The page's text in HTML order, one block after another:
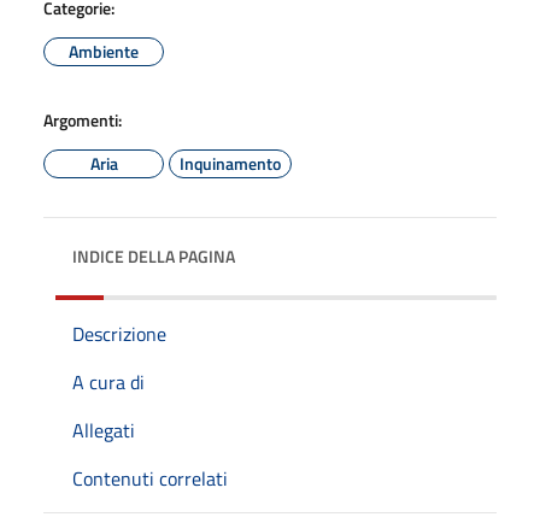
Categorie:
Ambiente
Argomenti:
Aria
Inquinamento
INDICE DELLA PAGINA
Descrizione
A cura di
Allegati
Contenuti correlati